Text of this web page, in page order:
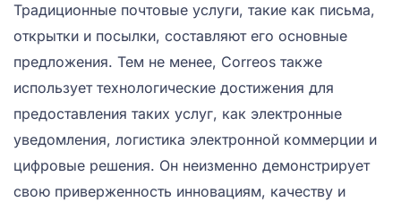
Традиционные почтовые услуги, такие как письма,
открытки и посылки, составляют его основные
предложения. Тем не менее, Correos также
использует технологические достижения для
предоставления таких услуг, как электронные
уведомления, логистика электронной коммерции и
цифровые решения. Он неизменно демонстрирует
свою приверженность инновациям, качеству и